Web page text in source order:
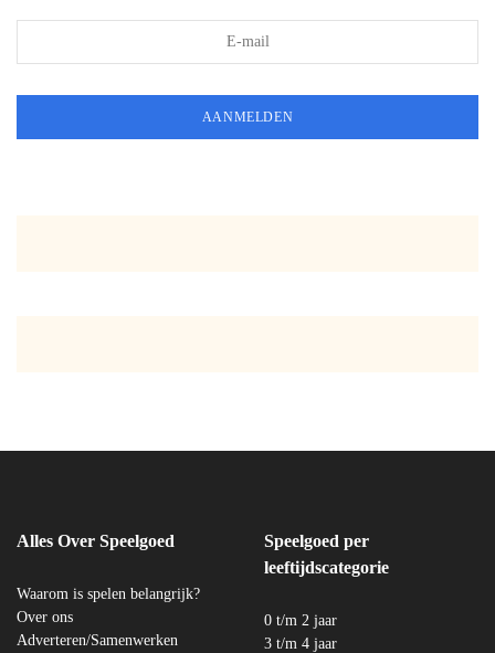
Alles Over Speelgoed
Waarom is spelen belangrijk?
Over ons
Adverteren/Samenwerken
Speelgoed per
leeftijdscategorie
0 t/m 2 jaar
3 t/m 4 jaar